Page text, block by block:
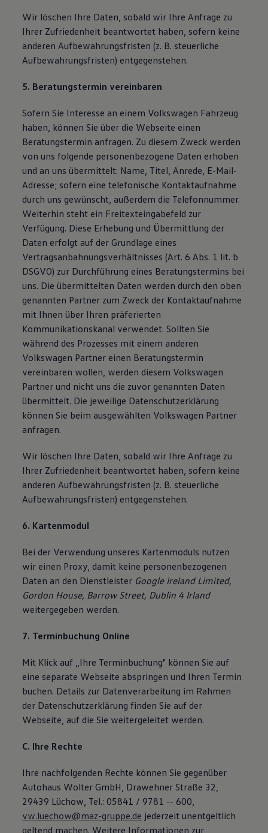
Wir löschen Ihre Daten, sobald wir Ihre Anfrage zu
Ihrer Zufriedenheit beantwortet haben, sofern keine
anderen Aufbewahrungsfristen (z. B. steuerliche
Aufbewahrungsfristen) entgegenstehen.
5. Beratungstermin vereinbaren
Sofern Sie Interesse an einem Volkswagen Fahrzeug
haben, können Sie über die Webseite einen
Beratungstermin anfragen. Zu diesem Zweck werden
von uns folgende personenbezogene Daten erhoben
und an uns übermittelt: Name, Titel, Anrede, E-Mail-
Adresse; sofern eine telefonische Kontaktaufnahme
durch uns gewünscht, außerdem die Telefonnummer.
Weiterhin steht ein Freitexteingabefeld zur
Verfügung. Diese Erhebung und Übermittlung der
Daten erfolgt auf der Grundlage eines
Vertragsanbahnungsverhältnisses (Art. 6 Abs. 1 lit. b
DSGVO) zur Durchführung eines Beratungstermins bei
uns. Die übermittelten Daten werden durch den oben
genannten Partner zum Zweck der Kontaktaufnahme
mit Ihnen über Ihren präferierten
Kommunikationskanal verwendet. Sollten Sie
während des Prozesses mit einem anderen
Volkswagen Partner einen Beratungstermin
vereinbaren wollen, werden diesem Volkswagen
Partner und nicht uns die zuvor genannten Daten
übermittelt. Die jeweilige Datenschutzerklärung
können Sie beim ausgewählten Volkswagen Partner
anfragen.
Wir löschen Ihre Daten, sobald wir Ihre Anfrage zu
Ihrer Zufriedenheit beantwortet haben, sofern keine
anderen Aufbewahrungsfristen (z. B. steuerliche
Aufbewahrungsfristen) entgegenstehen.
6. Kartenmodul
Bei der Verwendung unseres Kartenmoduls nutzen
wir einen Proxy, damit keine personenbezogenen
Daten an den Dienstleister Google Ireland Limited,
Gordon House, Barrow Street, Dublin 4 Irland
weitergegeben werden.
7. Terminbuchung Online
Mit Klick auf „Ihre Terminbuchung" können Sie auf
eine separate Webseite abspringen und Ihren Termin
buchen. Details zur Datenverarbeitung im Rahmen
der Datenschutzerklärung finden Sie auf der
Webseite, auf die Sie weitergeleitet werden.
C. Ihre Rechte
Ihre nachfolgenden Rechte können Sie gegenüber
Autohaus Wolter GmbH, Drawehner Straße 32,
29439 Lüchow, Tel.: 05841 / 9781 -- 600,
vw.luechow@maz-gruppe.de jederzeit unentgeltlich
geltend machen. Weitere Informationen zur